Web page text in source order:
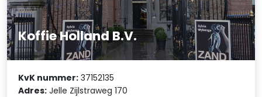
Koffie Holland B.V.
KvK nummer: 37152135
Adres: Jelle Zijlstraweg 170